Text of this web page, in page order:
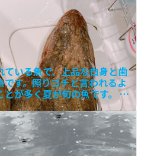
いる魚で、上品な白身と歯
す。照りゴチと言われるよ
が多く夏が旬の魚です。 サ